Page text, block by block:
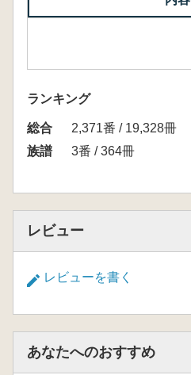
ランキング
総合
2,371番 / 19,328冊
族譜
3番 / 364冊
レビュー
レビューを書く
あなたへのおすすめ